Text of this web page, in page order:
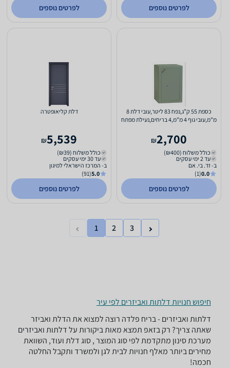
לפרטים נוספים לפרטים נוספים
כספת 55 ק”ג,נפח 83 ליטר,עובי דלת 8
מ”מ,עובי גוף 4 מ”מ,4 בריחים,נעילת מפתח
2,700
₪
כולל משלוח (₪400)
עד 2 ימי עסקים
ב- זד. בי. אם
0.0
(1)
לפרטים נוספים
דלת קליאופטרה
5,539
₪
כולל משלוח (₪39)
עד 30 ימי עסקים
ב- המרכז הישראלי למיגון
5.0
(91)
לפרטים נוספים
1 2 3
חיפוש חנויות דלתות ואביזרים לפי עיר
דלתות ואביזרים - ‏בריח ‏פלדה רוצה למצוא את הדלת ואביזר
שאתה צריך? רק בזאפ תמצא מאות ביקורות על דלתות ואביזרים
מערכת סינון מתקדמת לפי סוג המוצר , סוג דלת ועוד, השוואת
מחירים ביותר מאלף חנויות לבית לגן ולמשרד ותקבל החלטה
חכמה!